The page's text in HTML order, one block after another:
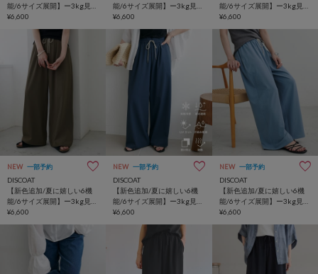
能/6サイズ展開】ー3kg見
え!多機能とろみイージーパ
¥6,600
能/6サイズ展開】ー3kg見
え!多機能とろみイージーパ
¥6,600
能/6サイズ展開】ー3kg見
え!多機能とろみイージーパ
¥6,600
NEW 一部予約
DISCOAT
【新色追加/夏に嬉しい6機
能/6サイズ展開】ー3kg見
え!多機能とろみイージーパ
¥6,600
NEW 一部予約
DISCOAT
【新色追加/夏に嬉しい6機
能/6サイズ展開】ー3kg見
え!多機能とろみイージーパ
¥6,600
NEW 一部予約
DISCOAT
【新色追加/夏に嬉しい6機
能/6サイズ展開】ー3kg見
え!多機能とろみイージーパ
¥6,600